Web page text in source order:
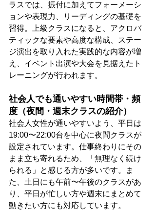
ラスでは、振付に加えてフォーメーシ
ョンや表現力、リーディングの基礎を
習得。上級クラスになると、アクロバ
ティックな要素や高度な構成、ステー
ジ演出を取り入れた実践的な内容が増
え、イベント出演や大会を見据えたト
レーニングが行われます。
社会人でも通いやすい時間帯・頻
度（夜間・週末クラスの紹介）
社会人女性が通いやすいよう、平日は
19:00〜22:00台を中心に夜間クラスが
設定されています。仕事終わりにその
まま立ち寄れるため、「無理なく続け
られる」と感じる方が多いです。ま
た、土日にも午前〜午後のクラスがあ
り、平日が忙しい方や週末にまとめて
動きたい方にも対応しています。